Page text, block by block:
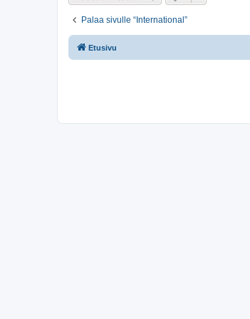
Palaa sivulle “International”
Etusivu